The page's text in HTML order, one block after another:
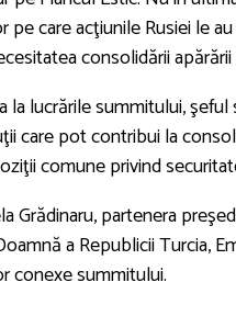
care acţiunile Rusiei le
consolidării
la lucrările summitului,
care pot contribui la
comune privind
Grădinaru, partenera
a Republicii Turcia,
conexe summitului.